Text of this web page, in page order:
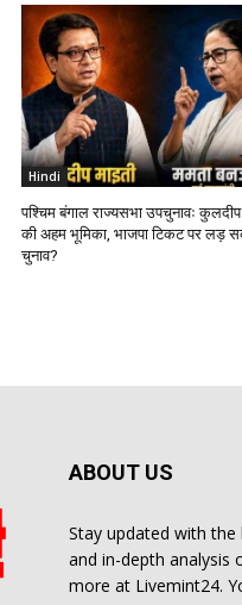
Hindi
पश्चिम बंगाल राज्यसभा उपचुनावः कुलदीप
की अहम भूमिका, भाजपा टिकट पर लड़
चुनाव?
ABOUT US
Stay updated with
and in-depth analysis
more at Livemint24.